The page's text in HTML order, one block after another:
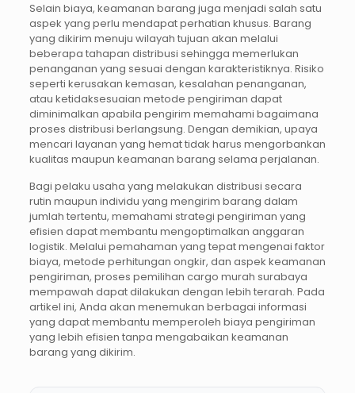
Selain biaya, keamanan barang juga menjadi salah satu
aspek yang perlu mendapat perhatian khusus. Barang
yang dikirim menuju wilayah tujuan akan melalui
beberapa tahapan distribusi sehingga memerlukan
penanganan yang sesuai dengan karakteristiknya. Risiko
seperti kerusakan kemasan, kesalahan penanganan,
atau ketidaksesuaian metode pengiriman dapat
diminimalkan apabila pengirim memahami bagaimana
proses distribusi berlangsung. Dengan demikian, upaya
mencari layanan yang hemat tidak harus mengorbankan
kualitas maupun keamanan barang selama perjalanan.
Bagi pelaku usaha yang melakukan distribusi secara
rutin maupun individu yang mengirim barang dalam
jumlah tertentu, memahami strategi pengiriman yang
efisien dapat membantu mengoptimalkan anggaran
logistik. Melalui pemahaman yang tepat mengenai faktor
biaya, metode perhitungan ongkir, dan aspek keamanan
pengiriman, proses pemilihan cargo murah surabaya
mempawah dapat dilakukan dengan lebih terarah. Pada
artikel ini, Anda akan menemukan berbagai informasi
yang dapat membantu memperoleh biaya pengiriman
yang lebih efisien tanpa mengabaikan keamanan
barang yang dikirim.